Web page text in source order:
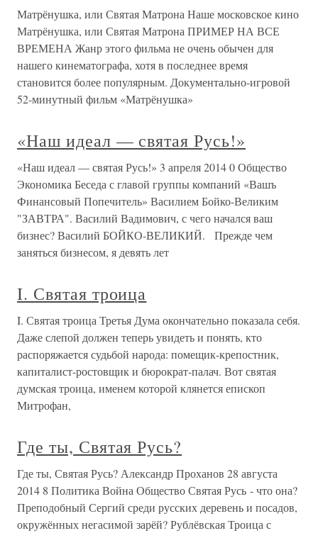
Матрёнушка, или Святая Матрона Наше московское кино
Матрёнушка, или Святая Матрона ПРИМЕР НА ВСЕ
ВРЕМЕНА Жанр этого фильма не очень обычен для
нашего кинематографа, хотя в последнее время
становится более популярным. Документально-игровой
52-минутный фильм «Матрёнушка»
«Наш идеал — святая Русь!»
«Наш идеал — святая Русь!» 3 апреля 2014 0 Общество
Экономика Беседа с главой группы компаний «Вашъ
Финансовый Попечитель» Василием Бойко-Великим
"ЗАВТРА". Василий Вадимович, с чего начался ваш
бизнес? Василий БОЙКО-ВЕЛИКИЙ. Прежде чем
заняться бизнесом, я девять лет
I. Святая троица
I. Святая троица Третья Дума окончательно показала себя.
Даже слепой должен теперь увидеть и понять, кто
распоряжается судьбой народа: помещик-крепостник,
капиталист-ростовщик и бюрократ-палач. Вот святая
думская троица, именем которой клянется епископ
Митрофан,
Где ты, Святая Русь?
Где ты, Святая Русь? Александр Проханов 28 августа
2014 8 Политика Война Общество Святая Русь - что она?
Преподобный Сергий среди русских деревень и посадов,
окружённых негасимой зарёй? Рублёвская Троица с